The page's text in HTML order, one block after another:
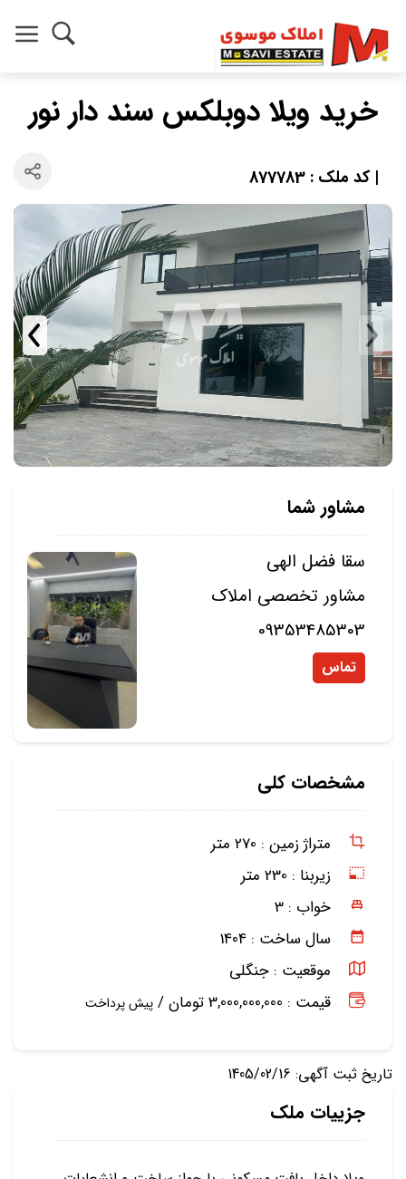
خرید ویلا دوبلکس سند دار نور
| کد ملک : 877783
مشاور شما
سقا فضل الهی
مشاور تخصصی املاک
09353485303
تماس
مشخصات کلی
متراژ زمین : 270 متر
زیربنا : 230 متر
خواب : 3
سال ساخت : 1404
موقعیت : جنگلی
قیمت : 3,000,000,000 تومان /
پیش پرداخت
تاریخ ثبت آگهی: 1405/02/16
جزییات ملک